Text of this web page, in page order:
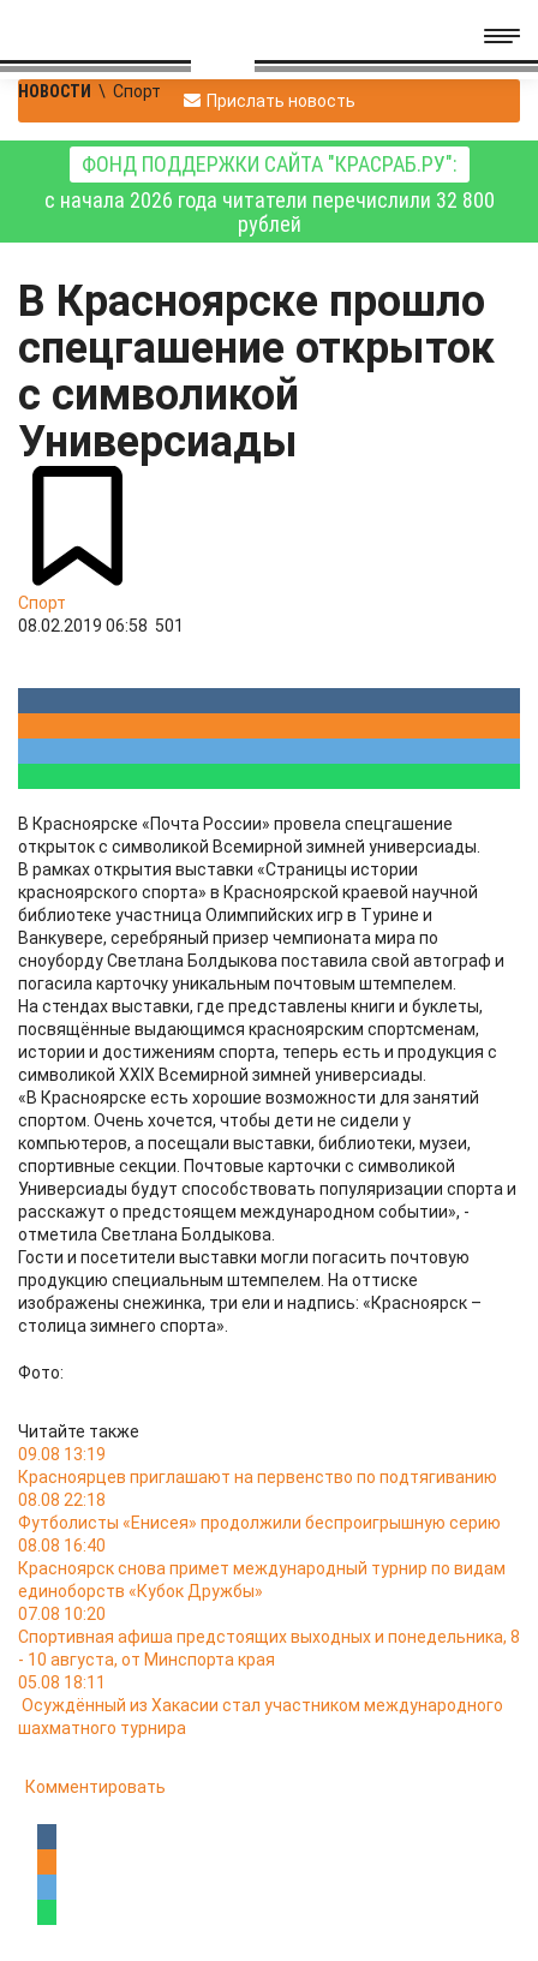
НОВОСТИ \ Спорт Прислать новость
ФОНД ПОДДЕРЖКИ САЙТА "КРАСРАБ.РУ":
с начала 2026 года читатели перечислили 32 800
рублей
В Красноярске прошло
спецгашение открыток
с символикой
Универсиады
Спорт
08.02.2019 06:58 501
В Красноярске «Почта России» провела спецгашение
открыток с символикой Всемирной зимней универсиады.
В рамках открытия выставки «Страницы истории
красноярского спорта» в Красноярской краевой научной
библиотеке участница Олимпийских игр в Турине и
Ванкувере, серебряный призер чемпионата мира по
сноуборду Светлана Болдыкова поставила свой автограф и
погасила карточку уникальным почтовым штемпелем.
На стендах выставки, где представлены книги и буклеты,
посвящённые выдающимся красноярским спортсменам,
истории и достижениям спорта, теперь есть и продукция с
символикой XXIX Всемирной зимней универсиады.
«В Красноярске есть хорошие возможности для занятий
спортом. Очень хочется, чтобы дети не сидели у
компьютеров, а посещали выставки, библиотеки, музеи,
спортивные секции. Почтовые карточки с символикой
Универсиады будут способствовать популяризации спорта и
расскажут о предстоящем международном событии», -
отметила Светлана Болдыкова.
Гости и посетители выставки могли погасить почтовую
продукцию специальным штемпелем. На оттиске
изображены снежинка, три ели и надпись: «Красноярск –
столица зимнего спорта».
Фото:
Читайте также
09.08 13:19
Красноярцев приглашают на первенство по подтягиванию
08.08 22:18
Футболисты «Енисея» продолжили беспроигрышную серию
08.08 16:40
Красноярск снова примет международный турнир по видам
единоборств «Кубок Дружбы»
07.08 10:20
Спортивная афиша предстоящих выходных и понедельника, 8
- 10 августа, от Минспорта края
05.08 18:11
Осуждённый из Хакасии стал участником международного
шахматного турнира
Комментировать